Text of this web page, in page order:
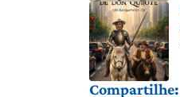
Compartilhe: